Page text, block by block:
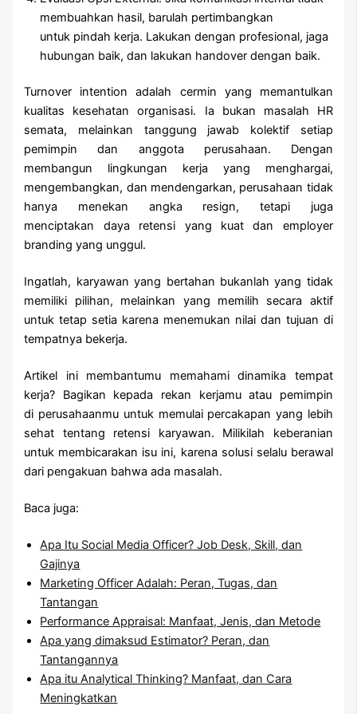
membuahkan hasil, barulah pertimbangkan
untuk pindah kerja. Lakukan dengan profesional, jaga
hubungan baik, dan lakukan handover dengan baik.
Turnover intention adalah cermin yang memantulkan
kualitas kesehatan organisasi. Ia bukan masalah HR
semata, melainkan tanggung jawab kolektif setiap
pemimpin dan anggota perusahaan. Dengan
membangun lingkungan kerja yang menghargai,
mengembangkan, dan mendengarkan, perusahaan tidak
hanya menekan angka resign, tetapi juga
menciptakan daya retensi yang kuat dan employer
branding yang unggul.
Ingatlah, karyawan yang bertahan bukanlah yang tidak
memiliki pilihan, melainkan yang memilih secara aktif
untuk tetap setia karena menemukan nilai dan tujuan di
tempatnya bekerja.
Artikel ini membantumu memahami dinamika tempat
kerja? Bagikan kepada rekan kerjamu atau pemimpin
di perusahaanmu untuk memulai percakapan yang lebih
sehat tentang retensi karyawan. Milikilah keberanian
untuk membicarakan isu ini, karena solusi selalu berawal
dari pengakuan bahwa ada masalah.
Baca juga:
Apa Itu Social Media Officer? Job Desk, Skill, dan
Gajinya
Marketing Officer Adalah: Peran, Tugas, dan
Tantangan
Performance Appraisal: Manfaat, Jenis, dan Metode
Apa yang dimaksud Estimator? Peran, dan
Tantangannya
Apa itu Analytical Thinking? Manfaat, dan Cara
Meningkatkan